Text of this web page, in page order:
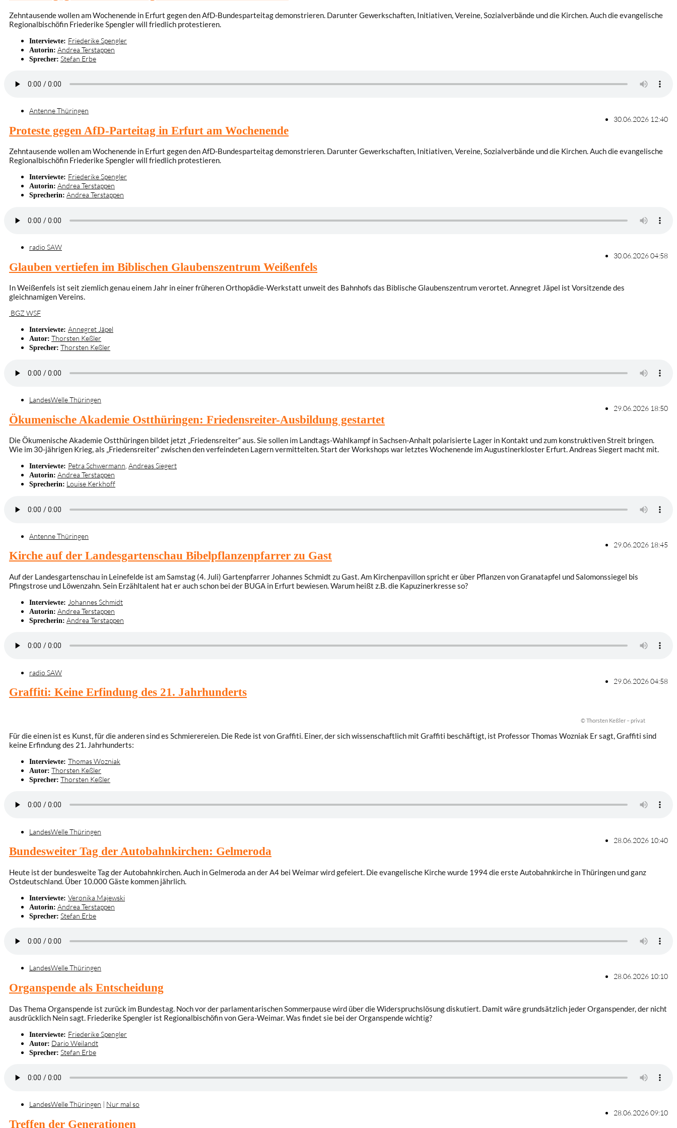
Zehntausende wollen am Wochenende in Erfurt gegen den AfD-Bundesparteitag demonstrieren. Darunter Gewerkschaften, Initiativen, Vereine, Sozialverbände und die Kirchen. Auch die evangelische
Regionalbischöfin Friederike Spengler will friedlich protestieren.
Interviewte: Friederike Spengler
Autorin: Andrea Terstappen
Sprecher: Stefan Erbe
Antenne Thüringen
30.06.2026 12:40
Proteste gegen AfD-Parteitag in Erfurt am Wochenende
Zehntausende wollen am Wochenende in Erfurt gegen den AfD-Bundesparteitag demonstrieren. Darunter Gewerkschaften, Initiativen, Vereine, Sozialverbände und die Kirchen. Auch die evangelische
Regionalbischöfin Friederike Spengler will friedlich protestieren.
Interviewte: Friederike Spengler
Autorin: Andrea Terstappen
Sprecherin: Andrea Terstappen
radio SAW
30.06.2026 04:58
Glauben vertiefen im Biblischen Glaubenszentrum Weißenfels
In Weißenfels ist seit ziemlich genau einem Jahr in einer früheren Orthopädie-Werkstatt unweit des Bahnhofs das Biblische Glaubenszentrum verortet. Annegret Jäpel ist Vorsitzende des
gleichnamigen Vereins.
BGZ WSF
Interviewte: Annegret Jäpel
Autor: Thorsten Keßler
Sprecher: Thorsten Keßler
LandesWelle Thüringen
29.06.2026 18:50
Ökumenische Akademie Ostthüringen: Friedensreiter-Ausbildung gestartet
Die Ökumenische Akademie Ostthüringen bildet jetzt „Friedensreiter“ aus. Sie sollen im Landtags-Wahlkampf in Sachsen-Anhalt polarisierte Lager in Kontakt und zum konstruktiven Streit bringen.
Wie im 30-jährigen Krieg, als „Friedensreiter“ zwischen den verfeindeten Lagern vermittelten. Start der Workshops war letztes Wochenende im Augustinerkloster Erfurt. Andreas Siegert macht mit.
Interviewte: Petra Schwermann Andreas Siegert
Autorin: Andrea Terstappen
Sprecherin: Louise Kerkhoff
Antenne Thüringen
29.06.2026 18:45
Kirche auf der Landesgartenschau Bibelpflanzenpfarrer zu Gast
Auf der Landesgartenschau in Leinefelde ist am Samstag (4. Juli) Gartenpfarrer Johannes Schmidt zu Gast. Am Kirchenpavillon spricht er über Pflanzen von Granatapfel und Salomonssiegel bis
Pfingstrose und Löwenzahn. Sein Erzähltalent hat er auch schon bei der BUGA in Erfurt bewiesen. Warum heißt z.B. die Kapuzinerkresse so?
Interviewte: Johannes Schmidt
Autorin: Andrea Terstappen
Sprecherin: Andrea Terstappen
radio SAW
29.06.2026 04:58
Graffiti: Keine Erfindung des 21. Jahrhunderts
© Thorsten Keßler – privat
Für die einen ist es Kunst, für die anderen sind es Schmierereien. Die Rede ist von Graffiti. Einer, der sich wissenschaftlich mit Graffiti beschäftigt, ist Professor Thomas Wozniak Er sagt, Graffiti sind
keine Erfindung des 21. Jahrhunderts:
Interviewte: Thomas Wozniak
Autor: Thorsten Keßler
Sprecher: Thorsten Keßler
LandesWelle Thüringen
28.06.2026 10:40
Bundesweiter Tag der Autobahnkirchen: Gelmeroda
Heute ist der bundesweite Tag der Autobahnkirchen. Auch in Gelmeroda an der A4 bei Weimar wird gefeiert. Die evangelische Kirche wurde 1994 die erste Autobahnkirche in Thüringen und ganz
Ostdeutschland. Über 10.000 Gäste kommen jährlich.
Interviewte: Veronika Majewski
Autorin: Andrea Terstappen
Sprecher: Stefan Erbe
LandesWelle Thüringen
28.06.2026 10:10
Organspende als Entscheidung
Das Thema Organspende ist zurück im Bundestag. Noch vor der parlamentarischen Sommerpause wird über die Widerspruchslösung diskutiert. Damit wäre grundsätzlich jeder Organspender, der nicht
ausdrücklich Nein sagt. Friederike Spengler ist Regionalbischöfin von Gera-Weimar. Was findet sie bei der Organspende wichtig?
Interviewte: Friederike Spengler
Autor: Dario Weilandt
Sprecher: Stefan Erbe
LandesWelle Thüringen | Nur mal so
28.06.2026 09:10
Treffen der Generationen